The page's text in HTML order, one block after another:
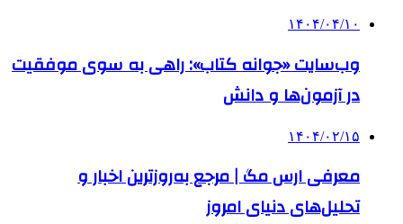
۱۴۰۴/۰۴/۱۰
وب‌سایت «جوانه کتاب»: راهی به سوی موفقیت
در آزمون‌ها و دانش
۱۴۰۴/۰۲/۱۵
معرفی ارس مگ | مرجع به‌روزترین اخبار و
تحلیل‌های دنیای امروز